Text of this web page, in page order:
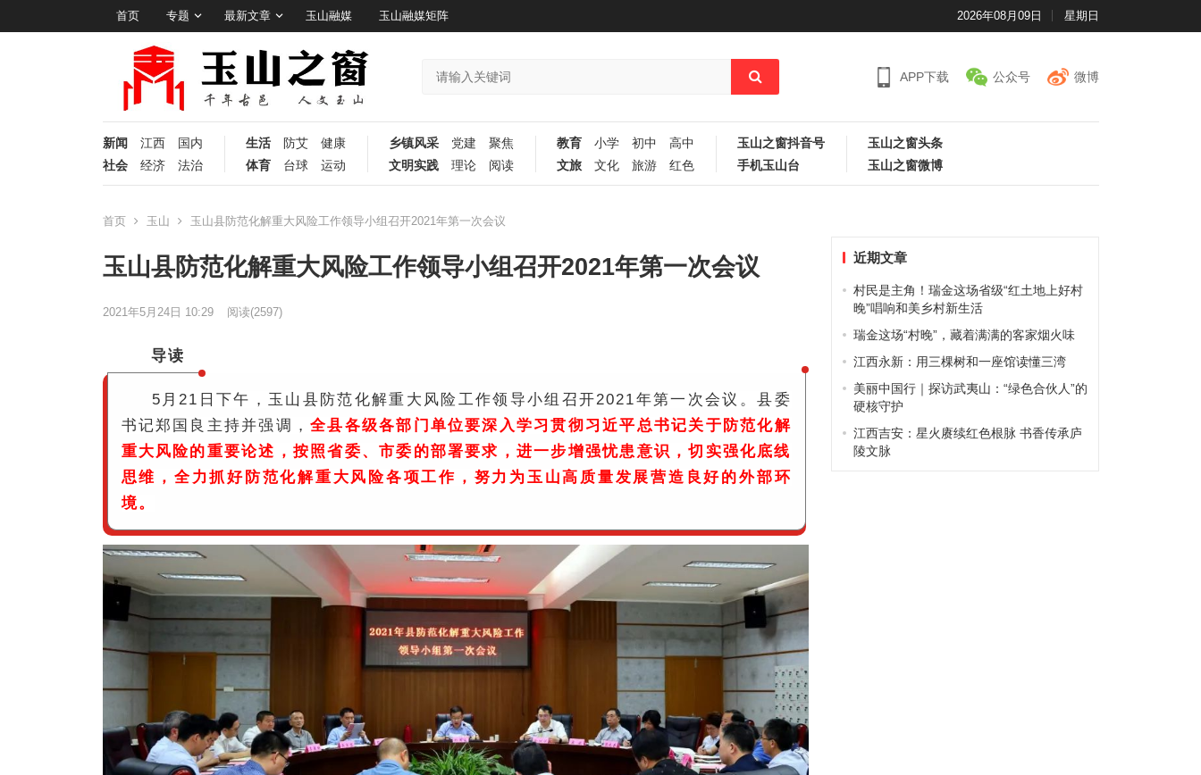
首页 专题 最新文章 玉山融媒 玉山融媒矩阵 2026年08月09日 星期日
APP下载 公众号 微博
新闻 江西
国内
社会
经济 法治
生活 防艾
健康
体育
台球 运动
乡镇风采 党建
聚焦
文明实践
理论 阅读
教育 小学 初中
高中
文旅
文化 旅游 红色
玉山之窗抖音号
手机玉山台
玉山之窗头条
玉山之窗微博
首页 玉山 玉山县防范化解重大风险工作领导小组召开2021年第一次会议
玉山县防范化解重大风险工作领导小组召开2021年第一次会议
2021年5月24日 10:29 阅读(2597)
导读
5月21日下午，玉山县防范化解重大风险工作领导小组召开2021年第一次会议。县委
书记郑国良主持并强调，全县各级各部门单位要深入学习贯彻习近平总书记关于防范化解
重大风险的重要论述，按照省委、市委的部署要求，进一步增强忧患意识，切实强化底线
思维，全力抓好防范化解重大风险各项工作，努力为玉山高质量发展营造良好的外部环
境。
近期文章
村民是主角！瑞金这场省级“红土地上好村
晚”唱响和美乡村新生活
瑞金这场“村晚”，藏着满满的客家烟火味
江西永新：用三棵树和一座馆读懂三湾
美丽中国行｜探访武夷山：“绿色合伙人”的
硬核守护
江西吉安：星火赓续红色根脉 书香传承庐
陵文脉